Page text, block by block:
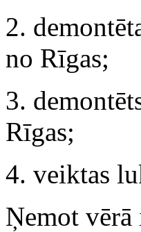
2.
no Rīgas;
3.
Rīgas;
4. veiktas
Ņemot